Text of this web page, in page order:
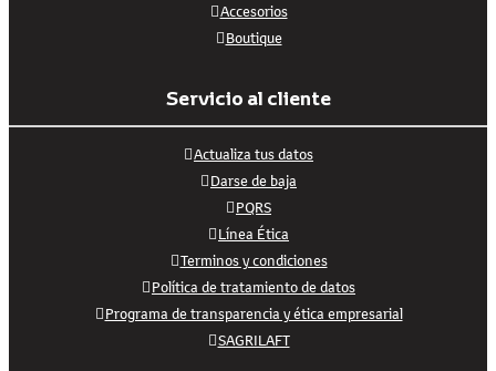
Accesorios
Boutique
Servicio al cliente
Actualiza tus datos
Darse de baja
PQRS
Línea Ética
Terminos y condiciones
Política de tratamiento de datos
Programa de transparencia y ética empresarial
SAGRILAFT